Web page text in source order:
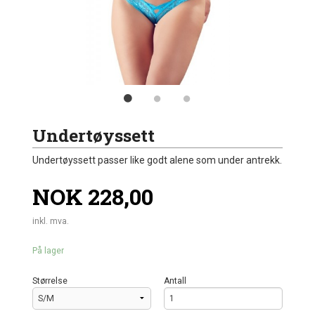
Undertøyssett
Undertøyssett passer like godt alene som under antrekk.
Pris
NOK 228,00
inkl. mva.
På lager
Størrelse Antall